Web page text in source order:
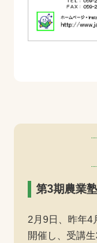
第3期農業
2月9日、昨年4
開催し、受講